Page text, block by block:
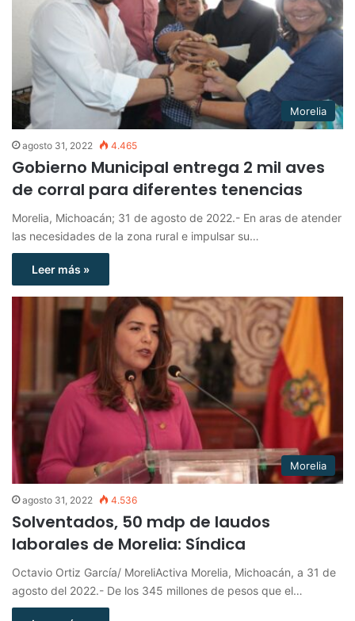
Morelia
agosto 31, 2022 4.465
Gobierno Municipal entrega 2 mil aves
de corral para diferentes tenencias
Morelia, Michoacán; 31 de agosto de 2022.- En aras de atender
las necesidades de la zona rural e impulsar su…
Leer más »
Morelia
agosto 31, 2022 4.536
Solventados, 50 mdp de laudos
laborales de Morelia: Síndica
Octavio Ortiz García/ MoreliActiva Morelia, Michoacán, a 31 de
agosto del 2022.- De los 345 millones de pesos que el…